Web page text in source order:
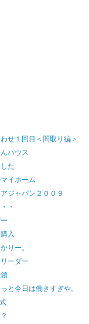
せ１回目＜間取り編＞
ハウス
た
イホーム
ジャパン２００９
・
入
りー。
ーダー
と今日は働きすぎや。